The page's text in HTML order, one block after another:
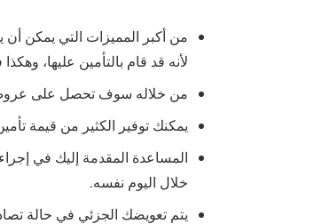
من أكبر المميزات التي يمكن أن
لأنه قد قام بالتأمين عليها،
من خلاله سوف تحصل على
يمكنك توفير الكثير من قيمة
المساعدة المقدمة إليك في
خلال اليوم نفسه.
يتم تعويضك الجزئي في حالة